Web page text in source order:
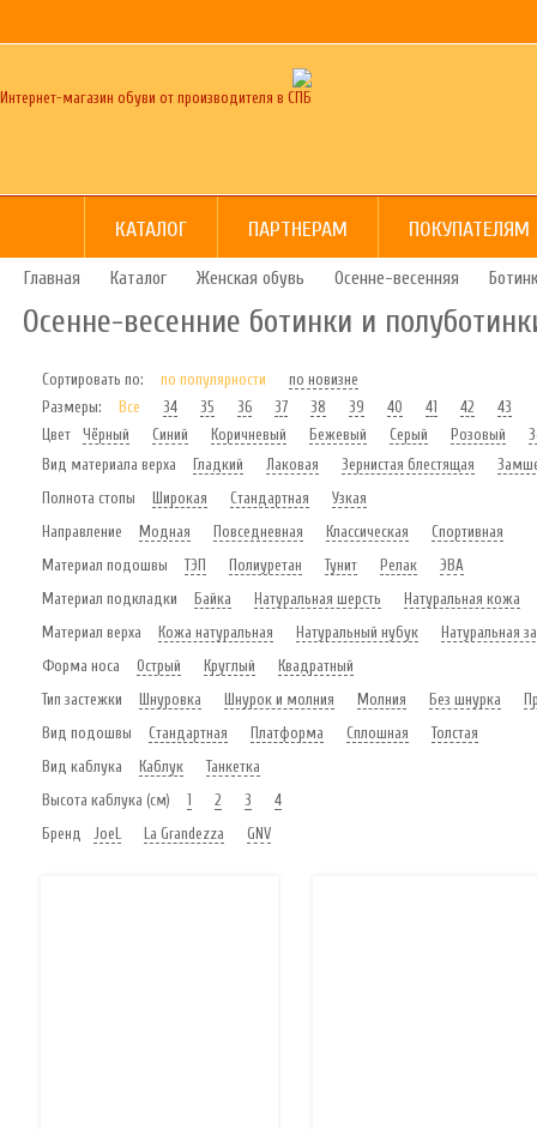
Интернет-магазин обуви от производителя в СПБ
КАТАЛОГ ПАРТНЕРАМ ПОКУПАТЕЛЯМ
Главная Каталог Женская обувь Осенне-весенняя
Осенне-весенние ботинки и
Сортировать по: по популярности
по новизне
Размеры:
Все 34 35 36 37 38 39 40 41 42
43
Цвет
Чёрный Синий Коричневый Бежевый Серый Розовый
Вид материала верха
Гладкий Лаковая Зернистая блестящая
Полнота стопы
Широкая Стандартная
Узкая
Направление
Модная Повседневная Классическая
Спортивная
Материал подошвы
ТЭП Полиуретан Тунит Релак
ЭВА
Материал подкладки
Байка Натуральная шерсть
Натуральная кожа
Материал верха
Кожа натуральная Натуральный нубук
Натуральная
Форма носа
Острый Круглый
Квадратный
Тип застежки
Шнуровка Шнурок и молния Молния Без шнурка
Вид подошвы
Стандартная Платформа Сплошная
Толстая
Вид каблука
Каблук
Танкетка
Высота каблука (см)
1 2 3
4
Бренд
JoeL La Grandezza GNV